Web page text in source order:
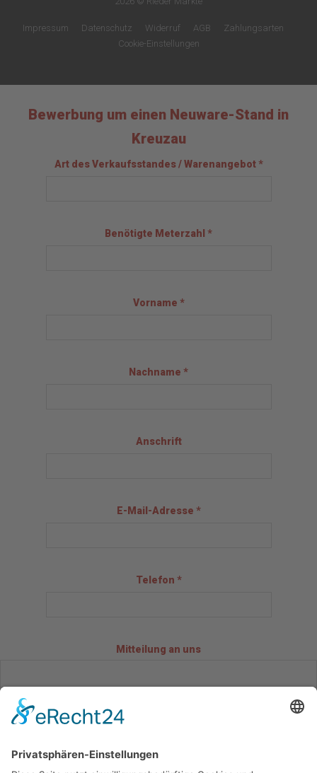
Impressum Datenschutz Widerruf AGB
Zahlungsarten
Cookie-Einstellungen
Bewerbung um einen Neuware-Stand in
Kreuzau
Art des Verkaufsstandes / Warenangebot *
Benötigte Meterzahl *
Vorname *
Nachname *
Anschrift
E-Mail-Adresse *
Telefon *
Mitteilung an uns